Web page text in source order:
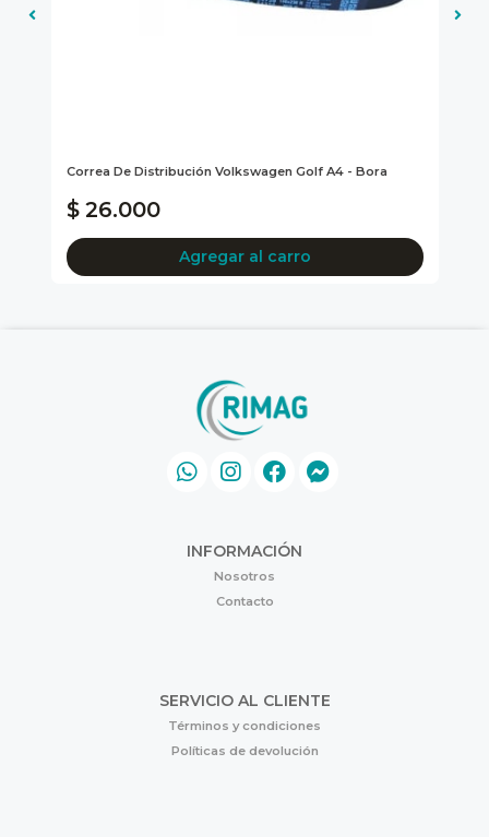
Correa De Distribución Volkswagen Golf A4 - Bora
$ 26.000
Agregar al carro
INFORMACIÓN
Nosotros
Contacto
SERVICIO AL CLIENTE
Términos y condiciones
Políticas de devolución